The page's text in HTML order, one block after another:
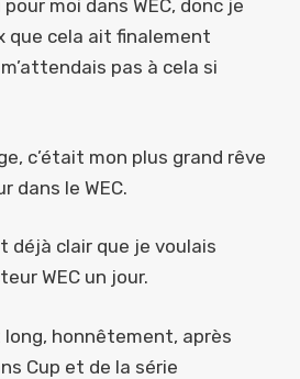
moi dans WEC, donc je
que cela ait finalement
pas à cela si
c’était mon plus grand rêve
dans le WEC.
déjà clair que je voulais
WEC un jour.
honnêtement, après
Cup et de la série